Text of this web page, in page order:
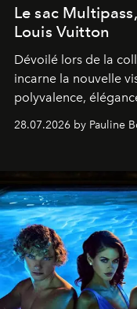
Le sac
Louis Vuitton
Dévoilé lors de la
incarne la nouvelle
polyvalence,
28.07.2026 by Pauline